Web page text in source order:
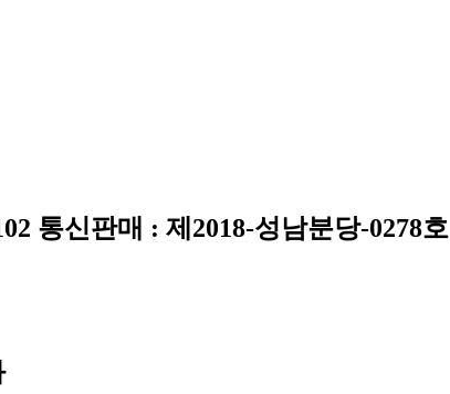
통신판매 : 제2018-성남분당-0278호